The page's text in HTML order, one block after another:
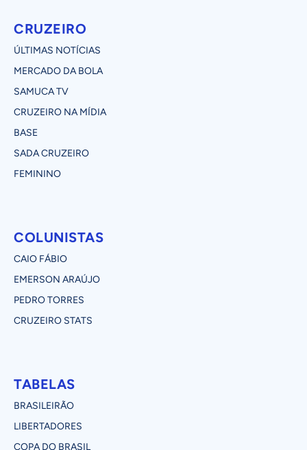
CRUZEIRO
ÚLTIMAS NOTÍCIAS
MERCADO DA BOLA
SAMUCA TV
CRUZEIRO NA MÍDIA
BASE
SADA CRUZEIRO
FEMININO
COLUNISTAS
CAIO FÁBIO
EMERSON ARAÚJO
PEDRO TORRES
CRUZEIRO STATS
TABELAS
BRASILEIRÃO
LIBERTADORES
COPA DO BRASIL